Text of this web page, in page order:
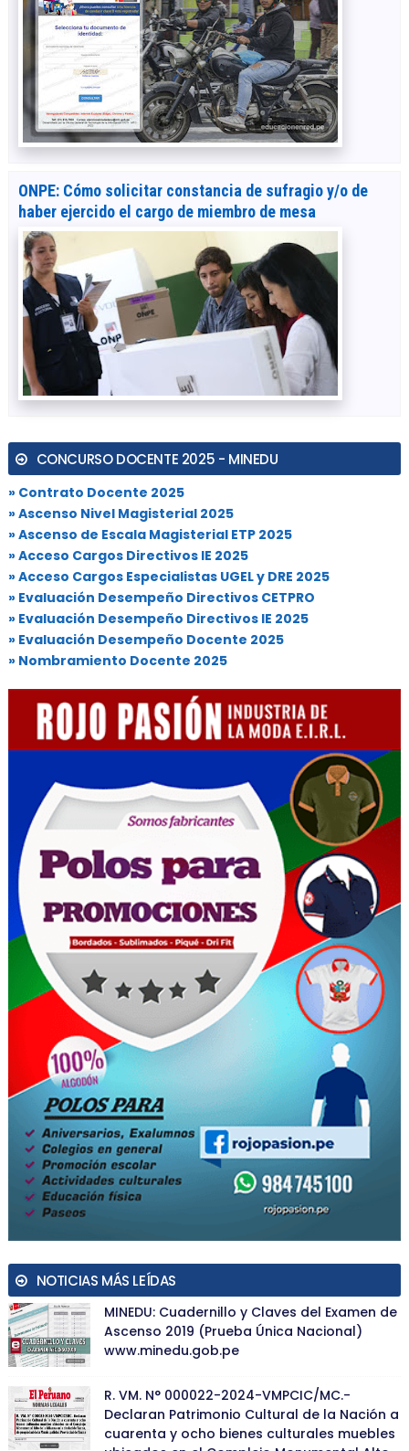
ONPE: Cómo solicitar constancia de sufragio y/o de
haber ejercido el cargo de miembro de mesa
CONCURSO DOCENTE 2025 - MINEDU
» Contrato Docente 2025
» Ascenso Nivel Magisterial 2025
» Ascenso de Escala Magisterial ETP 2025
» Acceso Cargos Directivos IE 2025
» Acceso Cargos Especialistas UGEL y DRE 2025
» Evaluación Desempeño Directivos CETPRO
» Evaluación Desempeño Directivos IE 2025
» Evaluación Desempeño Docente 2025
» Nombramiento Docente 2025
NOTICIAS MÁS LEÍDAS
MINEDU: Cuadernillo y Claves del Examen de
Ascenso 2019 (Prueba Única Nacional)
www.minedu.gob.pe
R. VM. N° 000022-2024-VMPCIC/MC.-
Declaran Patrimonio Cultural de la Nación a
cuarenta y ocho bienes culturales muebles